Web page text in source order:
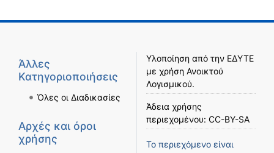
Άλλες
Κατηγοριοποιήσεις
Όλες οι Διαδικασίες
Αρχές και όροι
χρήσης
Υλοποίηση από την ΕΔΥΤΕ
με χρήση Ανοικτού
Λογισμικού.
Άδεια χρήσης
περιεχομένου: CC-BY-SA
Το περιεχόμενο είναι